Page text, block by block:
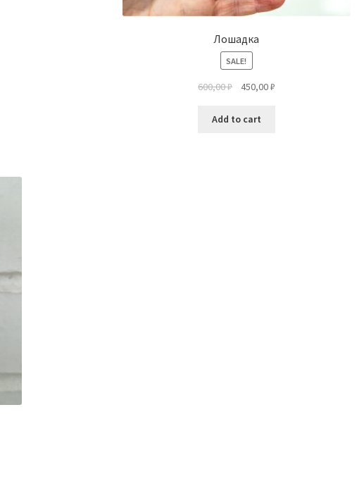
Лошадка
SALE!
600,00₽ 450,00₽
Add to cart